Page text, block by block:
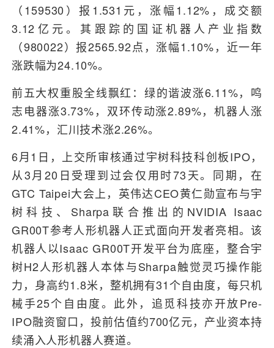
（159530）报1.531元，涨幅1.12%，成交额
3.12亿元。其跟踪的国证机器人产业指数
（980022）报2565.92点，涨幅1.10%，近一年
涨跌幅为24.10%。
前五大权重股全线飘红：绿的谐波涨6.11%，鸣
志电器涨3.73%，双环传动涨2.89%，机器人涨
2.41%，汇川技术涨2.26%。
6月1日，上交所审核通过宇树科技科创板IPO，
从3月20日受理到过会仅用时73天。同期，在
GTC Taipei大会上，英伟达CEO黄仁勋宣布与宇
树科技、Sharpa联合推出的NVIDIA Isaac
GR00T参考人形机器人正式面向开发者亮相。该
机器人以Isaac GR00T开发平台为底座，整合宇
树H2人形机器人本体与Sharpa触觉灵巧操作能
力，身高约1.8米，整机拥有31个自由度，每只机
械手25个自由度。此外，追觅科技亦开放Pre-
IPO融资窗口，投前估值约700亿元，产业资本持
续涌入人形机器人赛道。